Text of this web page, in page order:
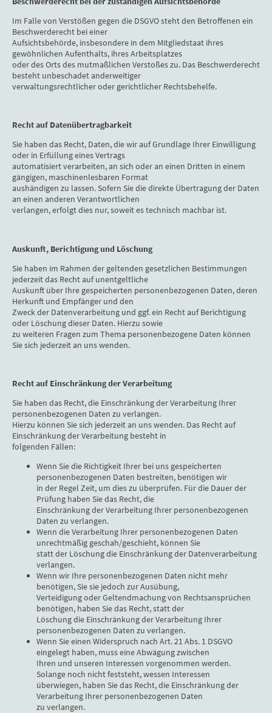
Im Falle von Verstößen gegen die DSGVO steht den Betroffenen ein
Beschwerderecht bei einer
Aufsichtsbehörde, insbesondere in dem Mitgliedstaat ihres
gewöhnlichen Aufenthalts, ihres Arbeitsplatzes
oder des Orts des mutmaßlichen Verstoßes zu. Das Beschwerderecht
besteht unbeschadet anderweitiger
verwaltungsrechtlicher oder gerichtlicher Rechtsbehelfe.
Recht auf Datenübertragbarkeit
Sie haben das Recht, Daten, die wir auf Grundlage Ihrer Einwilligung
oder in Erfüllung eines Vertrags
automatisiert verarbeiten, an sich oder an einen Dritten in einem
gängigen, maschinenlesbaren Format
aushändigen zu lassen. Sofern Sie die direkte Übertragung der Daten
an einen anderen Verantwortlichen
verlangen, erfolgt dies nur, soweit es technisch machbar ist.
Auskunft, Berichtigung und Löschung
Sie haben im Rahmen der geltenden gesetzlichen Bestimmungen
jederzeit das Recht auf unentgeltliche
Auskunft über Ihre gespeicherten personenbezogenen Daten, deren
Herkunft und Empfänger und den
Zweck der Datenverarbeitung und ggf. ein Recht auf Berichtigung
oder Löschung dieser Daten. Hierzu sowie
zu weiteren Fragen zum Thema personenbezogene Daten können
Sie sich jederzeit an uns wenden.
Recht auf Einschränkung der Verarbeitung
Sie haben das Recht, die Einschränkung der Verarbeitung Ihrer
personenbezogenen Daten zu verlangen.
Hierzu können Sie sich jederzeit an uns wenden. Das Recht auf
Einschränkung der Verarbeitung besteht in
folgenden Fällen:
Wenn Sie die Richtigkeit Ihrer bei uns gespeicherten
personenbezogenen Daten bestreiten, benötigen wir
in der Regel Zeit, um dies zu überprüfen. Für die Dauer der
Prüfung haben Sie das Recht, die
Einschränkung der Verarbeitung Ihrer personenbezogenen
Daten zu verlangen.
Wenn die Verarbeitung Ihrer personenbezogenen Daten
unrechtmäßig geschah/geschieht, können Sie
statt der Löschung die Einschränkung der Datenverarbeitung
verlangen.
Wenn wir Ihre personenbezogenen Daten nicht mehr
benötigen, Sie sie jedoch zur Ausübung,
Verteidigung oder Geltendmachung von Rechtsansprüchen
benötigen, haben Sie das Recht, statt der
Löschung die Einschränkung der Verarbeitung Ihrer
personenbezogenen Daten zu verlangen.
Wenn Sie einen Widerspruch nach Art. 21 Abs. 1 DSGVO
eingelegt haben, muss eine Abwägung zwischen
Ihren und unseren Interessen vorgenommen werden.
Solange noch nicht feststeht, wessen Interessen
überwiegen, haben Sie das Recht, die Einschränkung der
Verarbeitung Ihrer personenbezogenen Daten
zu verlangen.